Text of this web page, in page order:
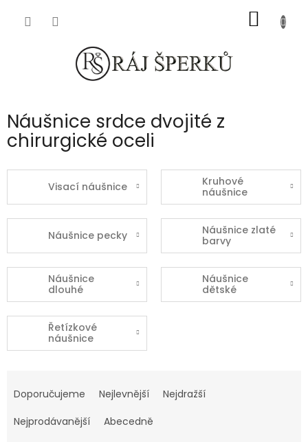
KOŠÍK
Náušnice srdce dvojité z
chirurgické oceli
Visací náušnice
Kruhové
náušnice
Náušnice pecky
Náušnice zlaté
barvy
Náušnice
dlouhé
Náušnice
dětské
Řetízkové
náušnice
a
e
Doporučujeme Nejlevnější
Nejdražší
Nejprodávanější
Abecedně